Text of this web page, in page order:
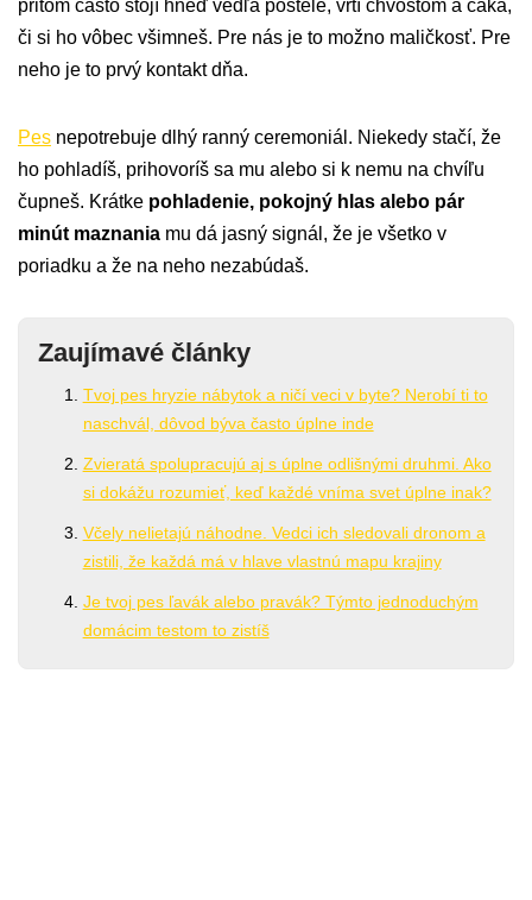
pritom často stojí hneď vedľa postele, vrtí chvostom a čaká,
či si ho vôbec všimneš. Pre nás je to možno maličkosť. Pre
neho je to prvý kontakt dňa.
Pes nepotrebuje dlhý ranný ceremoniál. Niekedy stačí, že
ho pohladíš, prihovoríš sa mu alebo si k nemu na chvíľu
čupneš. Krátke pohladenie, pokojný hlas alebo pár
minút maznania mu dá jasný signál, že je všetko v
poriadku a že na neho nezabúdaš.
Zaujímavé články
Tvoj pes hryzie nábytok a ničí veci v byte? Nerobí ti to
naschvál, dôvod býva často úplne inde
Zvieratá spolupracujú aj s úplne odlišnými druhmi. Ako
si dokážu rozumieť, keď každé vníma svet úplne inak?
Včely nelietajú náhodne. Vedci ich sledovali dronom a
zistili, že každá má v hlave vlastnú mapu krajiny
Je tvoj pes ľavák alebo pravák? Týmto jednoduchým
domácim testom to zistíš